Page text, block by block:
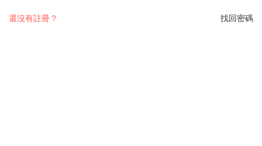
找回密碼
還沒有註冊？